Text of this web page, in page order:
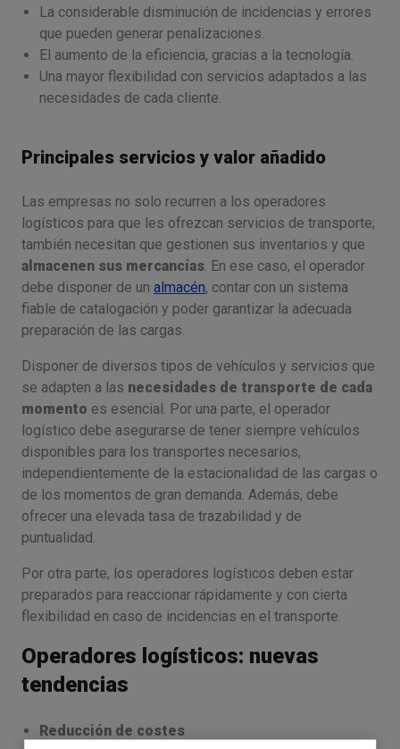
La considerable disminución de incidencias y errores
que pueden generar penalizaciones.
El aumento de la eficiencia, gracias a la tecnología.
Una mayor flexibilidad con servicios adaptados a las
necesidades de cada cliente.
Principales servicios y valor añadido
Las empresas no solo recurren a los operadores
logísticos para que les ofrezcan servicios de transporte;
también necesitan que gestionen sus inventarios y que
almacenen sus mercancías. En ese caso, el operador
debe disponer de un almacén, contar con un sistema
fiable de catalogación y poder garantizar la adecuada
preparación de las cargas.
Disponer de diversos tipos de vehículos y servicios que
se adapten a las necesidades de transporte de cada
momento es esencial. Por una parte, el operador
logístico debe asegurarse de tener siempre vehículos
disponibles para los transportes necesarios,
independientemente de la estacionalidad de las cargas o
de los momentos de gran demanda. Además, debe
ofrecer una elevada tasa de trazabilidad y de
puntualidad.
Por otra parte, los operadores logísticos deben estar
preparados para reaccionar rápidamente y con cierta
flexibilidad en caso de incidencias en el transporte.
Operadores logísticos: nuevas
tendencias
Reducción de costes